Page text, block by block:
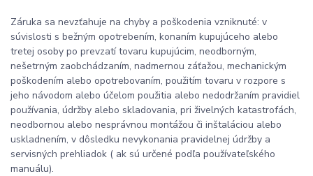
Záruka sa nevzťahuje na chyby a poškodenia vzniknuté: v
súvislosti s bežným opotrebením, konaním kupujúceho alebo
tretej osoby po prevzatí tovaru kupujúcim, neodborným,
nešetrným zaobchádzaním, nadmernou záťažou, mechanickým
poškodením alebo opotrebovaním, použitím tovaru v rozpore s
jeho návodom alebo účelom použitia alebo nedodržaním pravidiel
používania, údržby alebo skladovania, pri živelných katastrofách,
neodbornou alebo nesprávnou montážou či inštaláciou alebo
uskladnením, v dôsledku nevykonania pravidelnej údržby a
servisných prehliadok ( ak sú určené podľa používateľského
manuálu).